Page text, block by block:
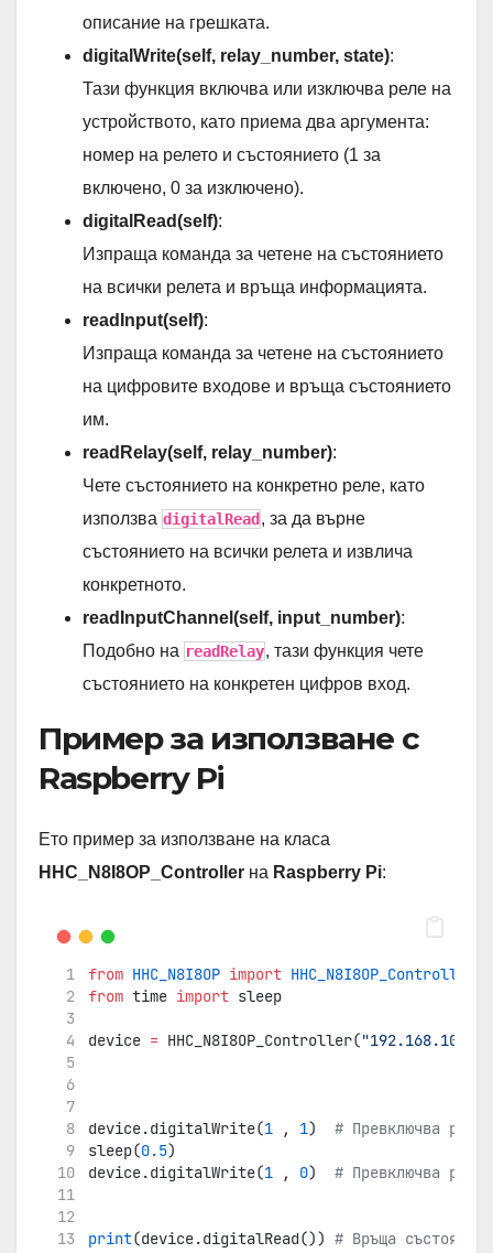
описание на грешката.
digitalWrite(self, relay_number, state):
Тази функция включва или изключва реле на
устройството, като приема два аргумента:
номер на релето и състоянието (1 за
включено, 0 за изключено).
digitalRead(self):
Изпраща команда за четене на състоянието
на всички релета и връща информацията.
readInput(self):
Изпраща команда за четене на състоянието
на цифровите входове и връща състоянието
им.
readRelay(self, relay_number):
Чете състоянието на конкретно реле, като
използва digitalRead , за да върне
състоянието на всички релета и извлича
конкретното.
readInputChannel(self, input_number):
Подобно на readRelay, тази функция чете
състоянието на конкретен цифров вход.
Пример за използване с
Raspberry Pi
Ето пример за използване на класа
HHC_N8I8OP_Controller на Raspberry Pi:
from HHC_N8I8OP import HHC_N8I8OP_Controller
from time import sleep
device = HHC_N8I8OP_Controller(
device.digitalWrite(1 , 1) # Превключва
sleep(0.5)
device.digitalWrite(1 , 0) # Превключва
print(device.digitalRead()) # Връща